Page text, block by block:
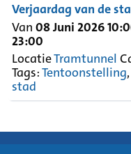
Verjaardag van de
Van08 Juni 2026
23:00
LocatieTramtunnel
Tags:Tentoonstelling
stad